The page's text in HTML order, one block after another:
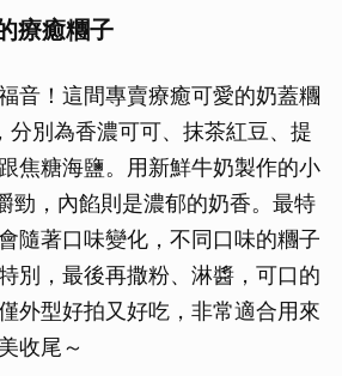
療癒糰子
音！這間專賣療癒可愛的奶蓋糰
分別為香濃可可、抹茶紅豆、提
焦糖海鹽。用新鮮牛奶製作的小
勁，內餡則是濃郁的奶香。最特
隨著口味變化，不同口味的糰子
別，最後再撒粉、淋醬，可口的
外型好拍又好吃，非常適合用來
收尾～